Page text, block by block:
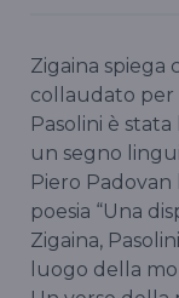
Zigaina spiega
collaudato per
Pasolini è
un segno
Piero
poesia “Una
Zigaina,
luogo della